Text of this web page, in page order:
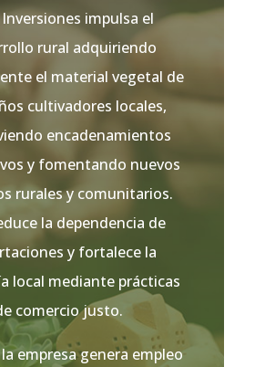
impulsa el
rural adquiriendo
el material vegetal de
cultivadores locales,
encadenamientos
y fomentando nuevos
rurales y comunitarios.
la dependencia de
y fortalece la
local mediante prácticas
comercio justo.
empresa genera empleo